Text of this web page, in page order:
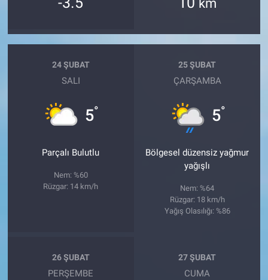
km
24 ŞUBAT
SALI
5°
Parçalı Bulutlu
Nem: %60
Rüzgar: 14 km/h
25 ŞUBAT
ÇARŞAMBA
5°
Bölgesel düzensiz yağmur
yağışlı
Nem: %64
Rüzgar: 18 km/h
Yağış Olasılığı: %86
26 ŞUBAT
PERŞEMBE
27 ŞUBAT
CUMA